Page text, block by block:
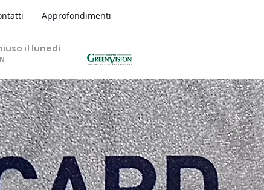
il lunedì
Approfondimenti